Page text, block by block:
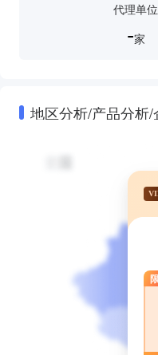
代理单位
-家
地区分析/产品分析